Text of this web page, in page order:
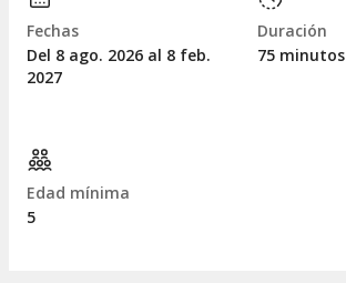
Fechas
Del 8 ago. 2026 al 8 feb.
2027
Duración
75 minutos
Edad mínima
5